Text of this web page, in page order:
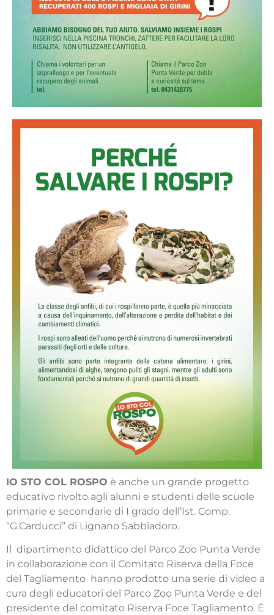
IO STO COL ROSPO è anche un grande progetto
educativo rivolto agli alunni e studenti delle scuole
primarie e secondarie di I grado dell’Ist. Comp.
“G.Carducci” di Lignano Sabbiadoro.
Il dipartimento didattico del Parco Zoo Punta Verde
in collaborazione con il Comitato Riserva della Foce
del Tagliamento hanno prodotto una serie di video a
cura degli educatori del Parco Zoo Punta Verde e del
presidente del comitato Riserva Foce Tagliamento. È